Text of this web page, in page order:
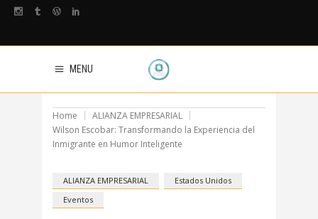
MENU
Home
ALIANZA EMPRESARIAL
Wilson Escobar: Transformando la Experiencia del
Inmigrante en Humor Inteligente
ALIANZA EMPRESARIAL
Estados Unidos
Eventos